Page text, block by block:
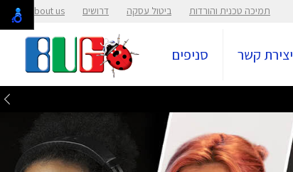
תמיכה טכנית והורדות ביטול עסקה דרושים About us
יצירת קשר סניפים